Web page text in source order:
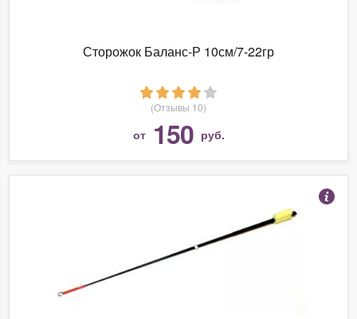
Сторожок Баланс-Р 10см/7-22гр
(Отзывы 10)
от 150 руб.